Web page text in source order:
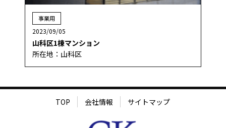
事業用
2023/09/05
山科区1棟マンション
所在地：山科区
TOP 会社情報 サイトマップ